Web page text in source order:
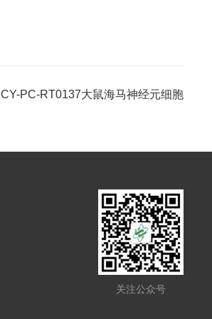
CY-PC-RT0137大鼠海马神经元细胞
关注公众号